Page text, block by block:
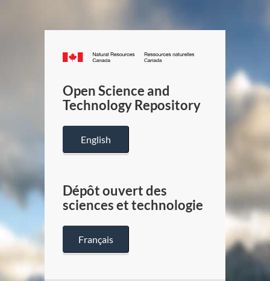
Canada.ca
/
Canada
Open Science and
Technology Repository
English
Dépôt ouvert des
sciences et technologie
Français